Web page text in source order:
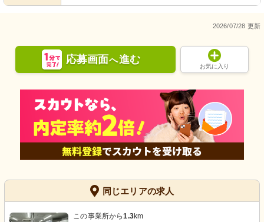
2026/07/28 更新
応募画面へ進む
お気に入り
同じエリアの求人
この事業所から1.3km